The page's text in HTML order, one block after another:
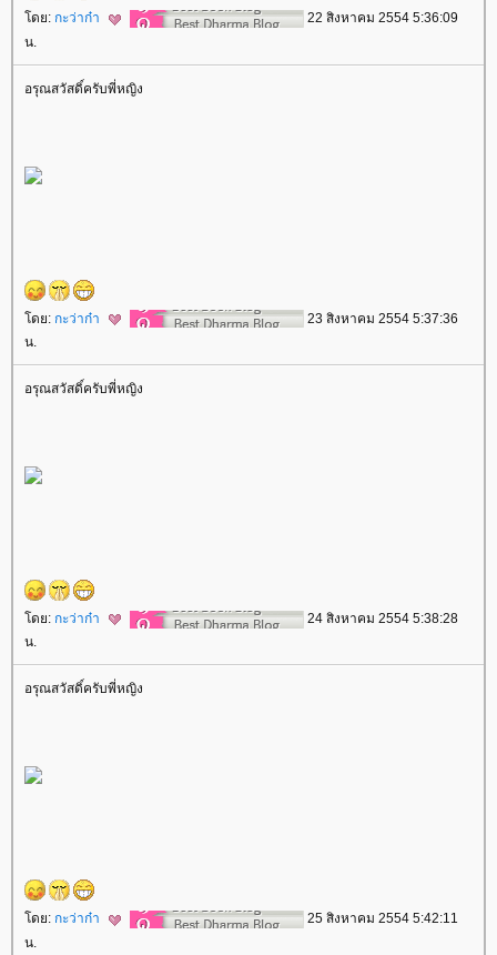
ดย: กะว่าก๋า
22 สิงหาคม 2554 5:36:09
น.
อรุณสวัสดิ์ครับพี่หญิง
ดย: กะว่าก๋า
23 สิงหาคม 2554 5:37:36
น.
อรุณสวัสดิ์ครับพี่หญิง
ดย: กะว่าก๋า
24 สิงหาคม 2554 5:38:28
น.
อรุณสวัสดิ์ครับพี่หญิง
ดย: กะว่าก๋า
25 สิงหาคม 2554 5:42:11
น.